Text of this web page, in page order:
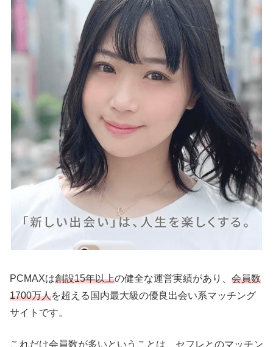
PCMAXは創設15年以上の健全な運営実績があり、 会員数
1700万人を超える国内最大級の優良出会い系マッチング
サイトです。
これだけ会員数が多いということは、セフレとのマッチン